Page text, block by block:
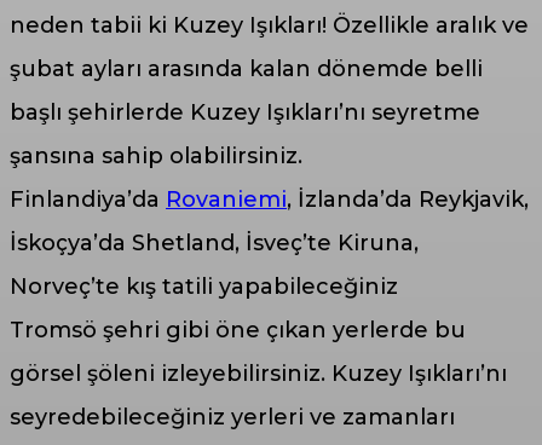
neden tabii ki Kuzey Işıkları! Özellikle aralık ve
şubat ayları arasında kalan dönemde belli
başlı şehirlerde Kuzey Işıkları’nı seyretme
şansına sahip olabilirsiniz.
Finlandiya’da Rovaniemi, İzlanda’da Reykjavik,
İskoçya’da Shetland, İsveç’te Kiruna,
Norveç’te kış tatili yapabileceğiniz
Tromsö şehri gibi öne çıkan yerlerde bu
görsel şöleni izleyebilirsiniz. Kuzey Işıkları’nı
seyredebileceğiniz yerleri ve zamanları